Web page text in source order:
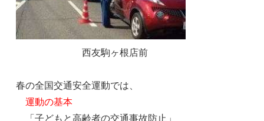
西友駒ヶ根店前
春の全国交通安全運動では、
運動の基本
「子どもと高齢者の交通事故防止」